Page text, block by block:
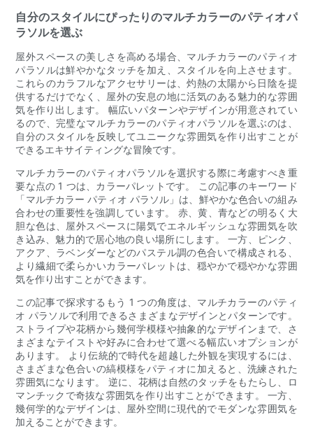
自分のスタイルにぴったりのマルチカラーのパティオパ
ラソルを選ぶ
屋外スペースの美しさを高める場合、マルチカラーのパティオ
パラソルは鮮やかなタッチを加え、スタイルを向上させます。
これらのカラフルなアクセサリーは、灼熱の太陽から日陰を提
供するだけでなく、屋外の安息の地に活気のある魅力的な雰囲
気を作り出します。 幅広いパターンやデザインが用意されてい
るので、完璧なマルチカラーのパティオパラソルを選ぶのは、
自分のスタイルを反映してユニークな雰囲気を作り出すことが
できるエキサイティングな冒険です。
マルチカラーのパティオパラソルを選択する際に考慮すべき重
要な点の 1 つは、カラーパレットです。 この記事のキーワード
「マルチカラー パティオ パラソル」は、鮮やかな色合いの組み
合わせの重要性を強調しています。 赤、黄、青などの明るく大
胆な色は、屋外スペースに陽気でエネルギッシュな雰囲気を吹
き込み、魅力的で居心地の良い場所にします。 一方、ピンク、
アクア、ラベンダーなどのパステル調の色合いで構成される、
より繊細で柔らかいカラーパレットは、穏やかで穏やかな雰囲
気を作り出すことができます。
この記事で探求するもう 1 つの角度は、マルチカラーのパティ
オ パラソルで利用できるさまざまなデザインとパターンです。
ストライプや花柄から幾何学模様や抽象的なデザインまで、さ
まざまなテイストや好みに合わせて選べる幅広いオプションが
あります。 より伝統的で時代を超越した外観を実現するには、
さまざまな色合いの縞模様をパティオに加えると、洗練された
雰囲気になります。 逆に、花柄は自然のタッチをもたらし、ロ
マンチックで奇抜な雰囲気を作り出すことができます。 一方、
幾何学的なデザインは、屋外空間に現代的でモダンな雰囲気を
加えることができます。